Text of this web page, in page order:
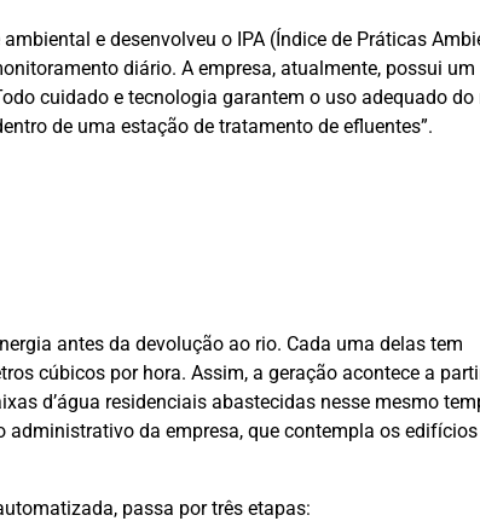
e desenvolveu o IPA (Índice de Práticas
diário. A empresa, atualmente, possui um
cuidado e tecnologia garantem o uso adequado do
de uma estação de tratamento de efluentes”.
antes da devolução ao rio. Cada uma delas tem
cúbicos por hora. Assim, a geração acontece a
d’água residenciais abastecidas nesse mesmo
administrativo da empresa, que contempla os
passa por três etapas: